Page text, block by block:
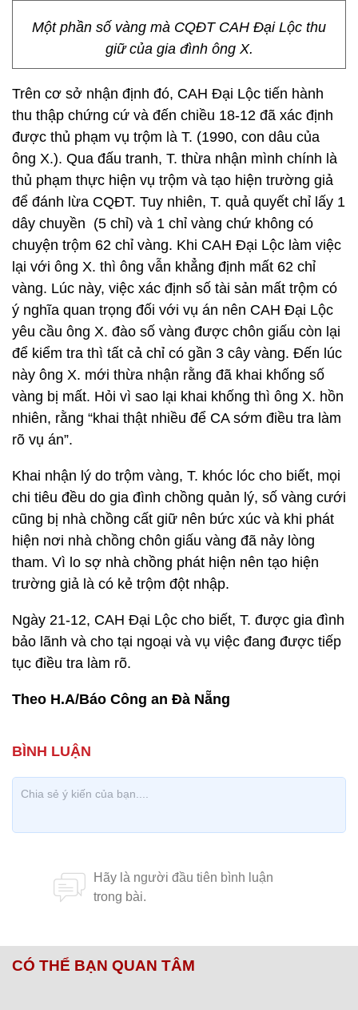
Một phần số vàng mà CQĐT CAH Đại Lộc thu
giữ của gia đình ông X.
Trên cơ sở nhận định đó, CAH Đại Lộc tiến hành
thu thập chứng cứ và đến chiều 18-12 đã xác định
được thủ phạm vụ trộm là T. (1990, con dâu của
ông X.). Qua đấu tranh, T. thừa nhận mình chính là
thủ phạm thực hiện vụ trộm và tạo hiện trường giả
để đánh lừa CQĐT. Tuy nhiên, T. quả quyết chỉ lấy 1
dây chuyền (5 chỉ) và 1 chỉ vàng chứ không có
chuyện trộm 62 chỉ vàng. Khi CAH Đại Lộc làm việc
lại với ông X. thì ông vẫn khẳng định mất 62 chỉ
vàng. Lúc này, việc xác định số tài sản mất trộm có
ý nghĩa quan trọng đối với vụ án nên CAH Đại Lộc
yêu cầu ông X. đào số vàng được chôn giấu còn lại
để kiểm tra thì tất cả chỉ có gần 3 cây vàng. Đến lúc
này ông X. mới thừa nhận rằng đã khai khống số
vàng bị mất. Hỏi vì sao lại khai khống thì ông X. hồn
nhiên, rằng “khai thật nhiều để CA sớm điều tra làm
rõ vụ án”.
Khai nhận lý do trộm vàng, T. khóc lóc cho biết, mọi
chi tiêu đều do gia đình chồng quản lý, số vàng cưới
cũng bị nhà chồng cất giữ nên bức xúc và khi phát
hiện nơi nhà chồng chôn giấu vàng đã nảy lòng
tham. Vì lo sợ nhà chồng phát hiện nên tạo hiện
trường giả là có kẻ trộm đột nhập.
Ngày 21-12, CAH Đại Lộc cho biết, T. được gia đình
bảo lãnh và cho tại ngoại và vụ việc đang được tiếp
tục điều tra làm rõ.
Theo H.A/Báo Công an Đà Nẵng
CÓ THỂ BẠN QUAN TÂM